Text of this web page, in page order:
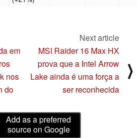
em
nos
do
Next article
MSI Raider 16 Max HX
prova que a Intel Arrow
Lake ainda é uma força a
ser reconhecida
⟩
Add as a preferred
source on Google